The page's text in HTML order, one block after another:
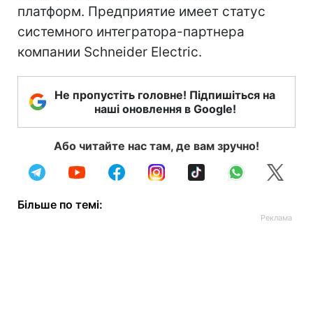
платформ. Предприятие имеет статус
системного интегратора-партнера
компании Schneider Electric.
Не пропустіть головне! Підпишіться на
наші оновлення в Google!
Або читайте нас там, де вам зручно!
Більше по темі: